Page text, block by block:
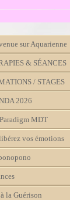
sur Aquarienne
& SÉANCES
/ STAGES
2026
MDT
vos émotions
la Guérison